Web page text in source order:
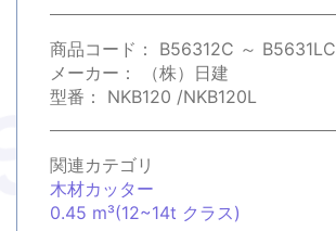
商品コード： B56312C ～ B5631LC
メーカー：
（株）日建
型番： NKB120 /NKB120L
関連カテゴリ
木材カッター
0.45 m³(12~14t クラス)